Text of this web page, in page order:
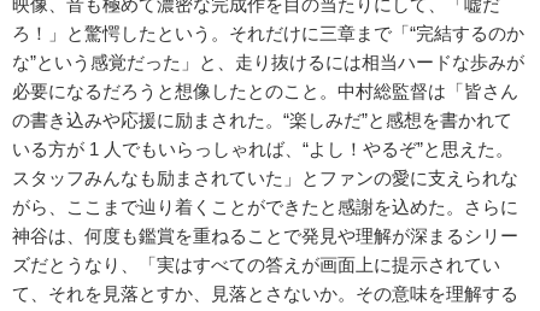
映像、音も極めて濃密な完成作を目の当たりにして、「嘘だ
ろ！」と驚愕したという。それだけに三章まで「“完結するのか
な”という感覚だった」と、走り抜けるには相当ハードな歩みが
必要になるだろうと想像したとのこと。中村総監督は「皆さん
の書き込みや応援に励まされた。“楽しみだ”と感想を書かれて
いる方が 1 人でもいらっしゃれば、“よし！やるぞ”と思えた。
スタッフみんなも励まされていた」とファンの愛に支えられな
がら、ここまで辿り着くことができたと感謝を込めた。さらに
神谷は、何度も鑑賞を重ねることで発見や理解が深まるシリー
ズだとうなり、「実はすべての答えが画面上に提示されてい
て、それを見落とすか、見落とさないか。その意味を理解する